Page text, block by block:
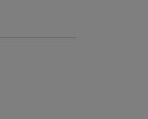
v nové záložce